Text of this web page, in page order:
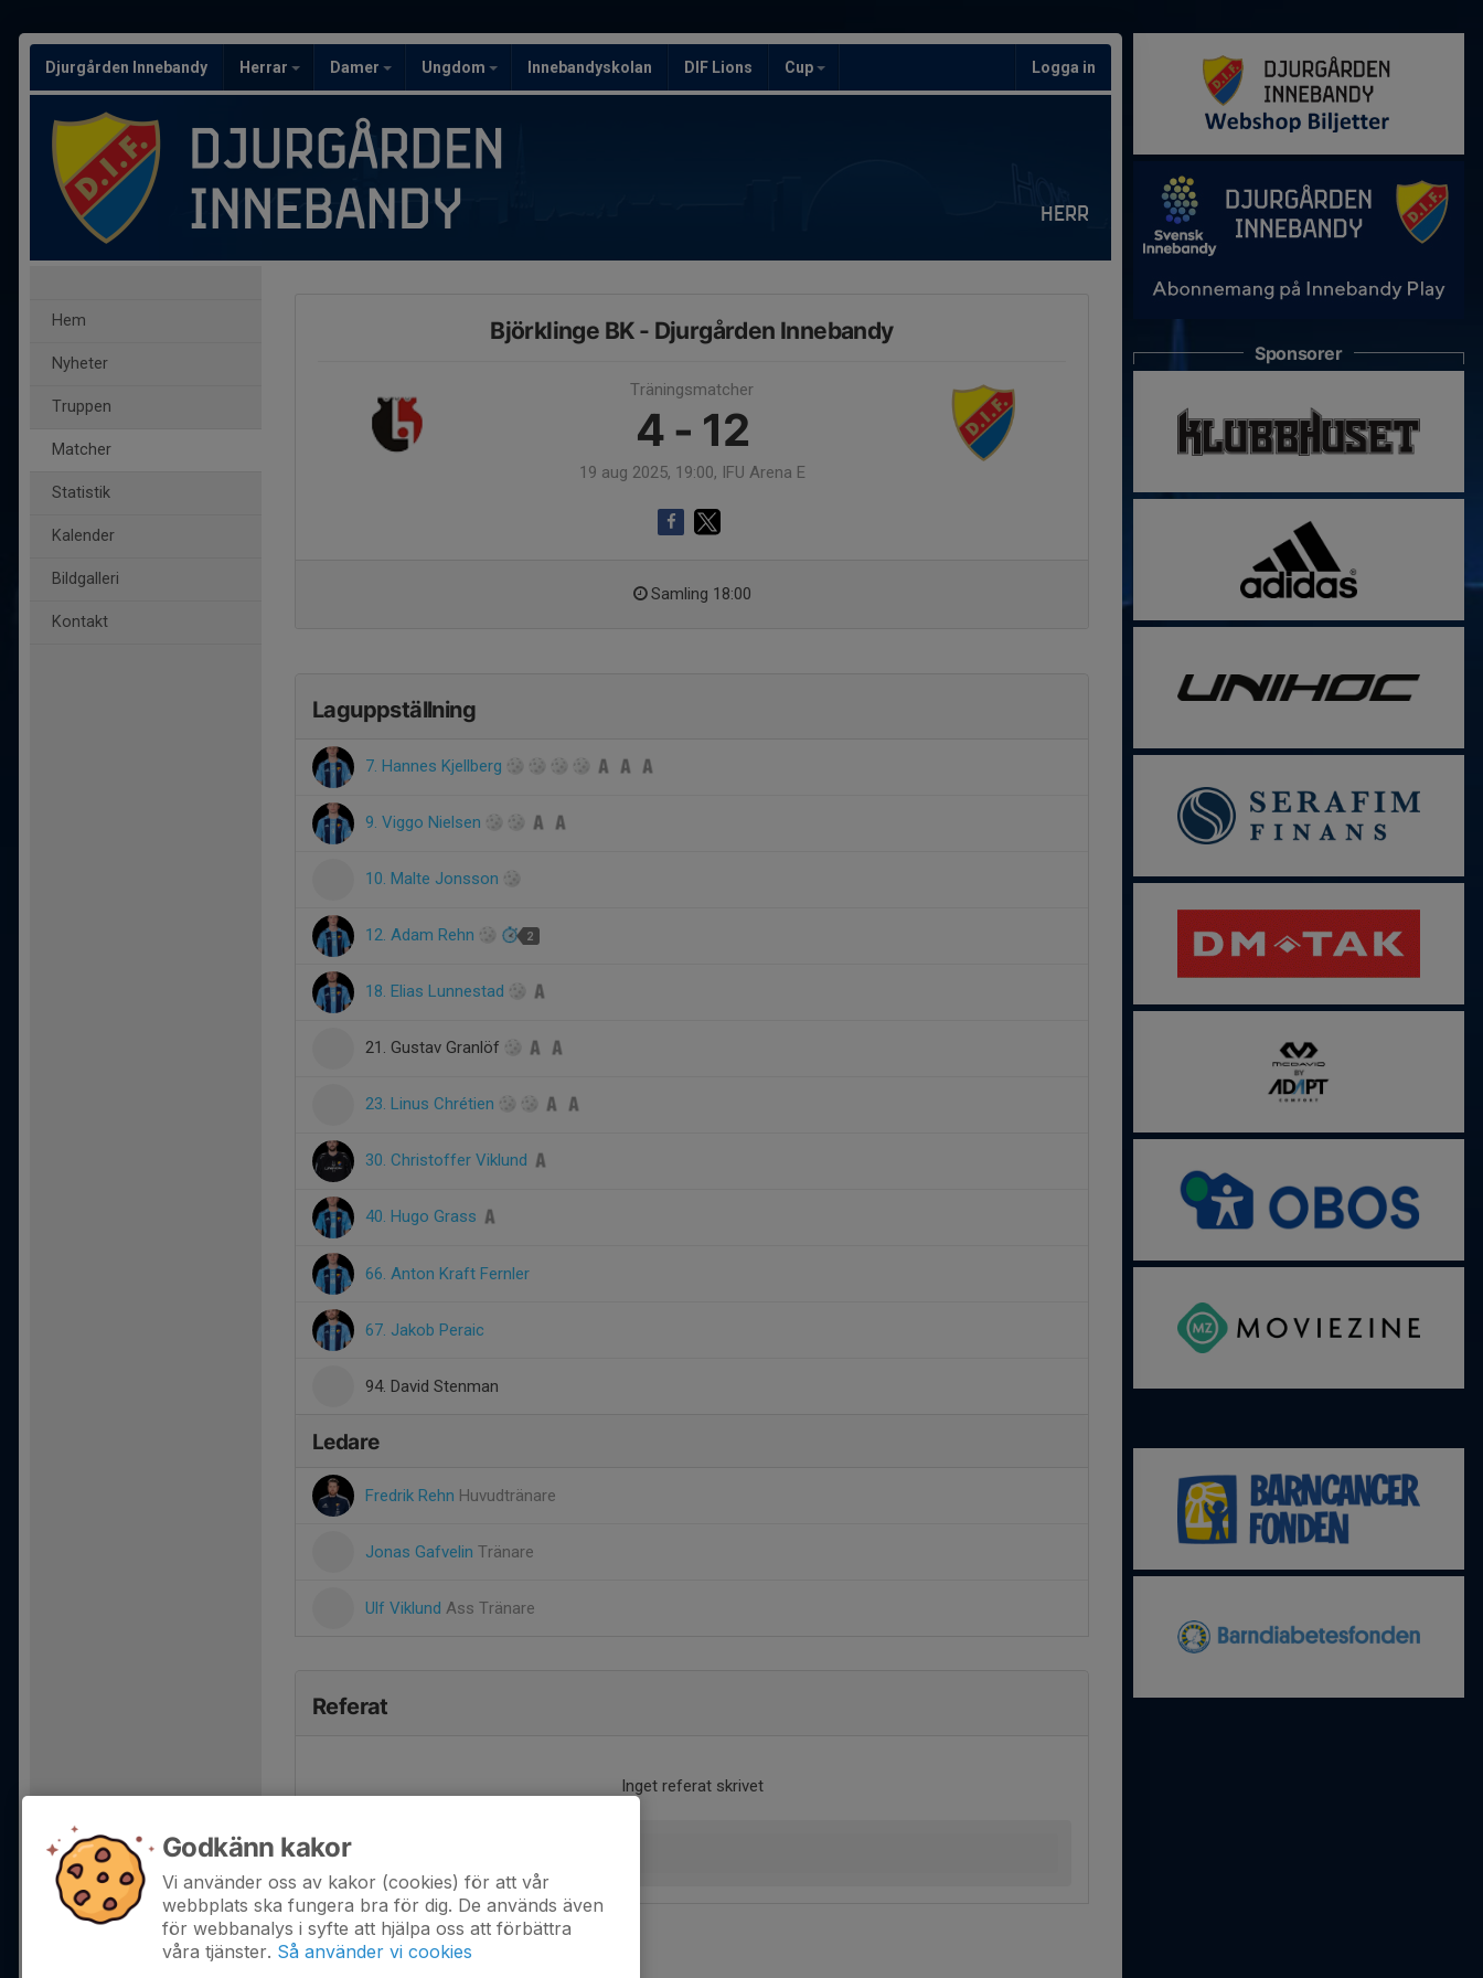
Djurgården Innebandy Herrar Damer Ungdom Innebandyskolan DIF Lions Cup Logga in
Herr
Hem
Nyheter
Truppen
Matcher
Statistik
Kalender
Bildgalleri
Kontakt
Björklinge BK - Djurgården Innebandy
Träningsmatcher
4 - 12
19 aug 2025, 19:00, IFU Arena E
Samling 18:00
Laguppställning
7. Hannes Kjellberg
9. Viggo Nielsen
10. Malte Jonsson
12. Adam Rehn 2
18. Elias Lunnestad
21. Gustav Granlöf
23. Linus Chrétien
30. Christoffer Viklund
40. Hugo Grass
66. Anton Kraft Fernler
67. Jakob Peraic
94. David Stenman
Ledare
Fredrik Rehn Huvudtränare
Jonas Gafvelin Tränare
Ulf Viklund Ass Tränare
Referat
Inget referat skrivet
Sponsorer
Godkänn kakor
Vi använder oss av kakor (cookies) för att vår
webbplats ska fungera bra för dig. De används även
för webbanalys i syfte att hjälpa oss att förbättra
våra tjänster. Så använder vi cookies